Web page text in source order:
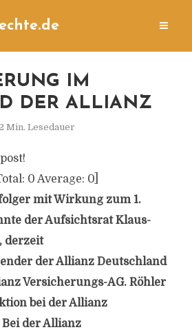
IM
DER ALLIANZ
Min. Lesedauer
0 Average: 0]
mit Wirkung zum 1.
der Aufsichtsrat Klaus-
derzeit
der Allianz Deutschland
Versicherungs-AG. Röhler
bei der Allianz
der Allianz